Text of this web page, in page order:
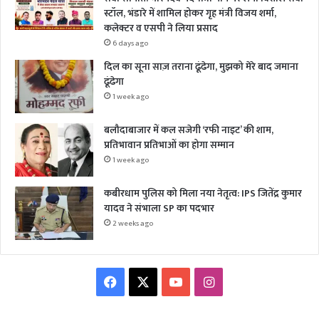
स्टॉल, भंडारे में शामिल होकर गृह मंत्री विजय शर्मा,
कलेक्टर व एसपी ने लिया प्रसाद
6 days ago
दिल का सूना साज़ तराना ढूंढेगा, मुझको मेरे बाद जमाना
ढूंढेगा
1 week ago
बलौदाबाजार में कल सजेगी ‘रफी नाइट’ की शाम,
प्रतिभावान प्रतिभाओं का होगा सम्मान
1 week ago
कबीरधाम पुलिस को मिला नया नेतृत्व: IPS जितेंद्र कुमार
यादव ने संभाला SP का पदभार
2 weeks ago
Facebook YouTubeInstagram